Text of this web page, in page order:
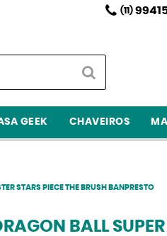
(11)
GEEK CHAVEIROS
STARS PIECE THE BRUSH BANPRESTO
BALL